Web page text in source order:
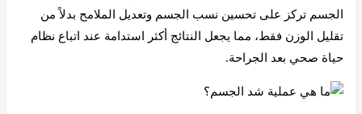
الجسم تركز على تحسين نسب الجسم وتعديل الملامح بدلاً من
تقليل الوزن فقط، مما يجعل النتائج أكثر استدامة عند اتباع نظام
حياة صحي بعد الجراحة.